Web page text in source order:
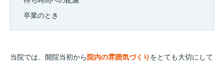
卒業のとき
当院では、開院当初から院内の雰囲気づくり をとても大切にして